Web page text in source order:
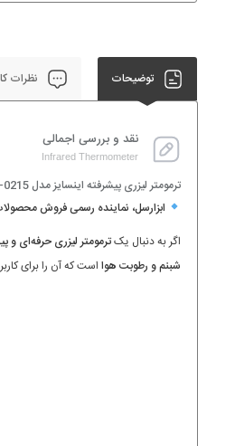
توضیحات نظرات
نقد و بررسی اجمالی
Infrared Thermometer
ترمومتر لیزری پیشرفته اینسایز مدل 0215-A900
ابزارسل، نماینده رسمی فروش
اگر به دنبال یکترمومتر لیزری حرفه‌ای و
شبنم و رطوبت هوااست که آن را برای